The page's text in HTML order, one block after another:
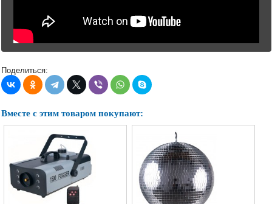
Поделиться:
Вместе с этим товаром покупают: